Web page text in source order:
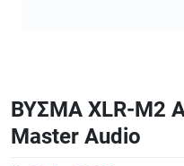
ΒΥΣΜΑ XLR-M2
Master Audio